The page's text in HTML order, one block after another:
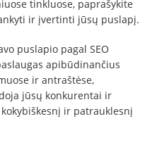
tinkluose, paprašykite
ir įvertinti jūsų puslapį.
puslapio pagal SEO
apibūdinančius
ir antraštėse,
jūsų konkurentai ir
ir patrauklesnį